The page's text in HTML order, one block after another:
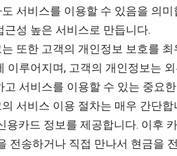
서비스를 이용할 수 있음을 의
근성 높은 서비스로 만듭니다.
또한 고객의 개인정보 보호를
이루어지며, 고객의 개인정보는
고 서비스를 이용할 수 있는 중요
서비스 이용 절차는 매우 간단
용카드 정보를 제공합니다. 이후
전송하거나 직접 만나서 현금을